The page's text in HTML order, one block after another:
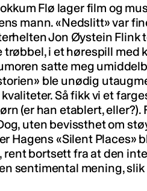
Flø lager film og
mann. «Nedslitt» var
Jon Øystein Flink
i et hørespill med
satte meg
ble unødig
Så fikk vi et
(er han etablert,
uten bevissthet om
Hagens «Silent Places»
bortsett fra at den
sentimental mening,